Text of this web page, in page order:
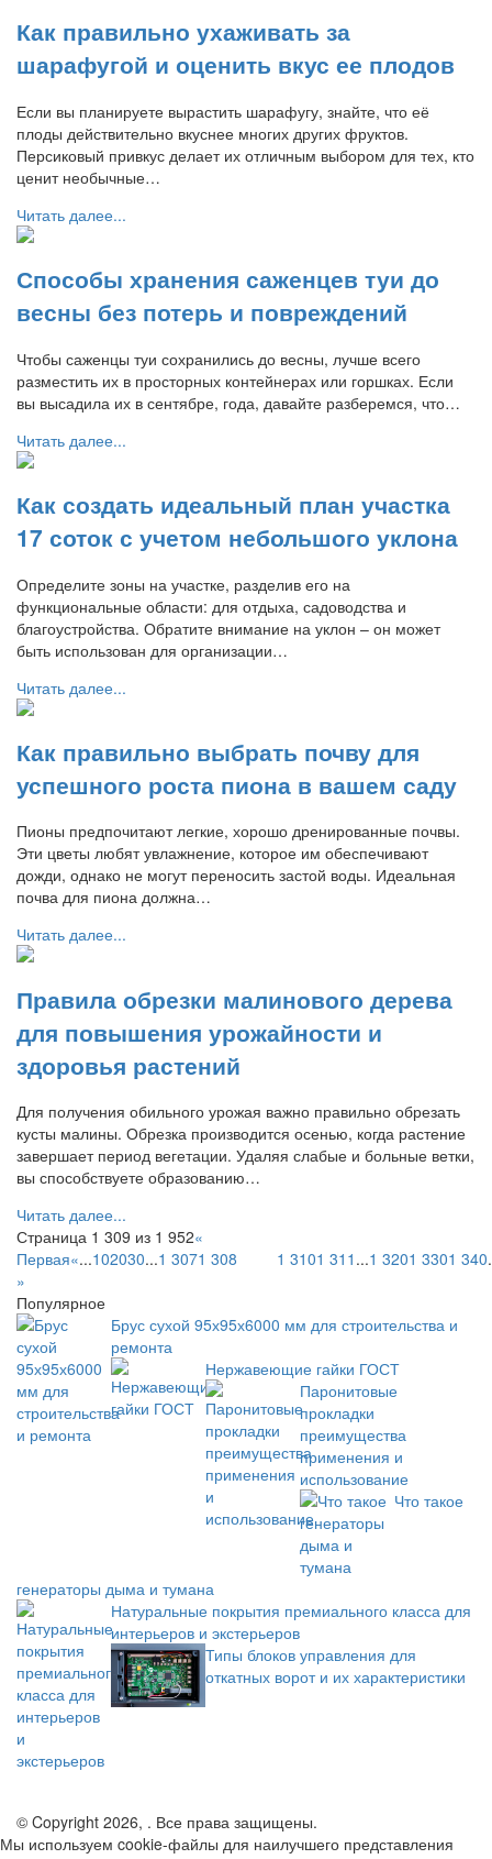
Как правильно ухаживать за
шарафугой и оценить вкус ее плодов
Если вы планируете вырастить шарафугу, знайте, что её
плоды действительно вкуснее многих других фруктов.
Персиковый привкус делает их отличным выбором для тех, кто
ценит необычные…
Читать далее...
Способы хранения саженцев туи до
весны без потерь и повреждений
Чтобы саженцы туи сохранились до весны, лучше всего
разместить их в просторных контейнерах или горшках. Если
вы высадила их в сентябре, года, давайте разберемся, что…
Читать далее...
Как создать идеальный план участка
17 соток с учетом небольшого уклона
Определите зоны на участке, разделив его на
функциональные области: для отдыха, садоводства и
благоустройства. Обратите внимание на уклон – он может
быть использован для организации…
Читать далее...
Как правильно выбрать почву для
успешного роста пиона в вашем саду
Пионы предпочитают легкие, хорошо дренированные почвы.
Эти цветы любят увлажнение, которое им обеспечивают
дожди, однако не могут переносить застой воды. Идеальная
почва для пиона должна…
Читать далее...
Правила обрезки малинового дерева
для повышения урожайности и
здоровья растений
Для получения обильного урожая важно правильно обрезать
кусты малины. Обрезка производится осенью, когда растение
завершает период вегетации. Удаляя слабые и больные ветки,
вы способствуете образованию…
Читать далее...
Страница 1 309 из 1 952«
Первая«...102030...1 3071 308 1 3101 311 ...1 3201 3301 340
»
Популярное
Брус сухой 95х95х6000 мм для строительства и
ремонта
Нержавеющие гайки ГОСТ
Паронитовые
прокладки
преимущества
применения и
использование
Что такое
генераторы дыма и тумана
Натуральные покрытия премиального класса для
интерьеров и экстерьеров
Типы блоков управления для
откатных ворот и их характеристики
© Copyright 2026, . Все права защищены.
Мы используем cookie-файлы для наилучшего представления